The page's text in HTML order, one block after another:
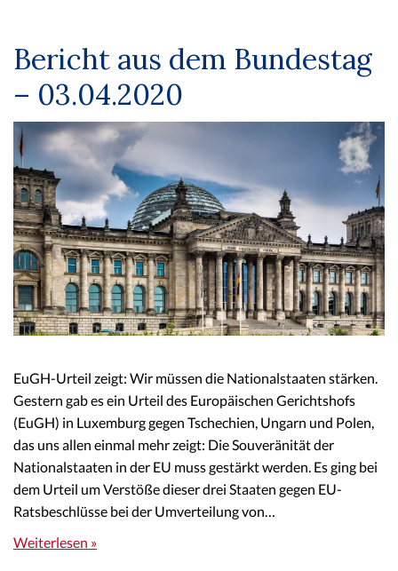
Bericht aus dem Bundestag
– 03.04.2020
EuGH-Urteil zeigt: Wir müssen die Nationalstaaten stärken.
Gestern gab es ein Urteil des Europäischen Gerichtshofs
(EuGH) in Luxemburg gegen Tschechien, Ungarn und Polen,
das uns allen einmal mehr zeigt: Die Souveränität der
Nationalstaaten in der EU muss gestärkt werden. Es ging bei
dem Urteil um Verstöße dieser drei Staaten gegen EU-
Ratsbeschlüsse bei der Umverteilung von…
Weiterlesen »